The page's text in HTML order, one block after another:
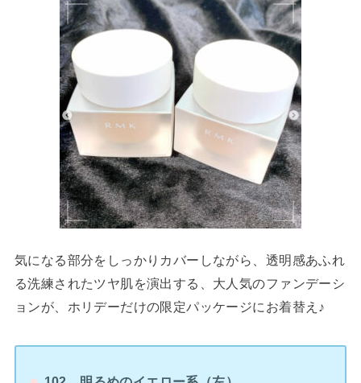
気になる部分をしっかりカバーしながら、透明感あふれ
る洗練されたツヤ肌を演出する、大人気のファンデーシ
ョンが、ホリデーだけの限定パッケージにお着替え♪